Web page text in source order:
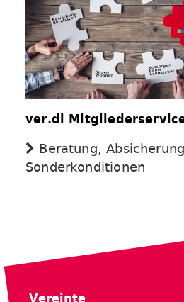
ver.di
Beratung,
Sonderkonditionen
Vereinte